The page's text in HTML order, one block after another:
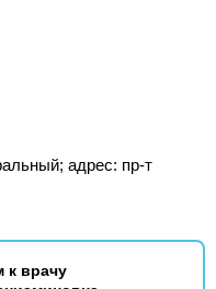
адрес: пр-т
к врачу